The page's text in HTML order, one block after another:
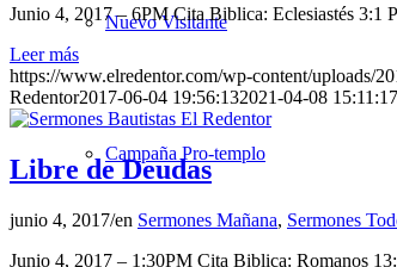
Nuevo Visitante
Campaña Pro-templo
Junio 4, 2017 – 6PM Cita Biblica: Eclesiastés 3:1
Leer más
https://www.elredentor.com/wp-content/uploads/
Redentor2017-06-04 19:56:132021-04-08 15:11:17
Libre de Deudas
junio 4, 2017/en Sermones Mañana, Sermones
Junio 4, 2017 – 1:30PM Cita Biblica: Romanos